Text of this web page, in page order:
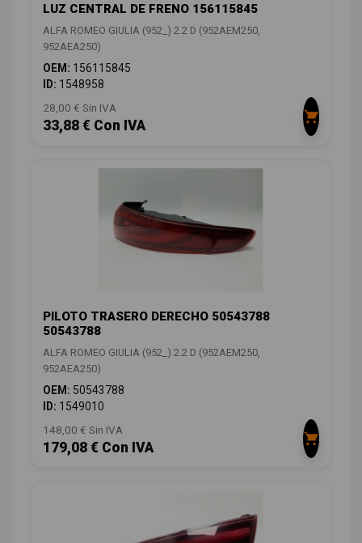
LUZ CENTRAL DE FRENO 156115845
ALFA ROMEO GIULIA (952_) 2.2 D (952AEM250,
952AEA250)
OEM: 156115845
ID: 1548958
28,00 € Sin IVA
33,88 € Con IVA
PILOTO TRASERO DERECHO 50543788
50543788
ALFA ROMEO GIULIA (952_) 2.2 D (952AEM250,
952AEA250)
OEM: 50543788
ID: 1549010
148,00 € Sin IVA
179,08 € Con IVA